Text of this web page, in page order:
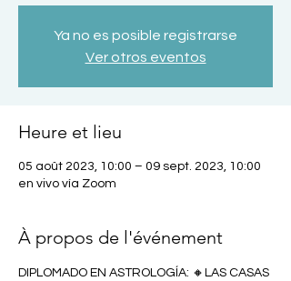
Ya no es posible registrarse
Ver otros eventos
Heure et lieu
05 août 2023, 10:00 – 09 sept. 2023, 10:00
en vivo vía Zoom
À propos de l'événement
DIPLOMADO EN ASTROLOGÍA: 🔸LAS CASAS